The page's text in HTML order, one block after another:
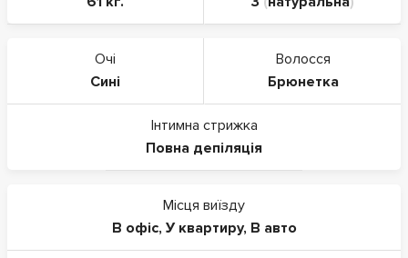
Очі
Сині
Волосся
Брюнетка
Інтимна стрижка
Повна депіляція
Місця виїзду
В офіс, У квартиру, В авто